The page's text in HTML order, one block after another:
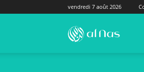
vendredi 7 août 2026
alNas.fr